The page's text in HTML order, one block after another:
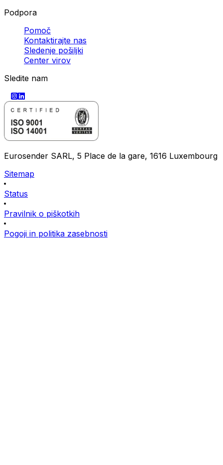
Podpora
Pomoč
Kontaktirajte nas
Sledenje pošiljki
Center virov
Sledite nam
Eurosender SARL, 5 Place de la gare, 1616 Luxembourg
Sitemap
Status
Pravilnik o piškotkih
Pogoji in politika zasebnosti